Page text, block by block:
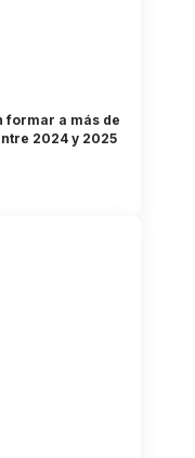
formar a más de
2024 y 2025